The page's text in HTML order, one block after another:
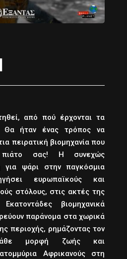
από πού έρχονται τα
Θα ήταν ένας τρόπος να
πειρατική βιομηχανία που
πιάτο σας! Η συνεχώς
για ψάρι στην παγκόσμια
ευρωπαϊκούς και
στόλους, στις ακτές της
βιομηχανικά
παράνομα στα χωρικά
περιοχής, ρημάζοντας τον
μορφή ζωής και
Αφρικανούς στη